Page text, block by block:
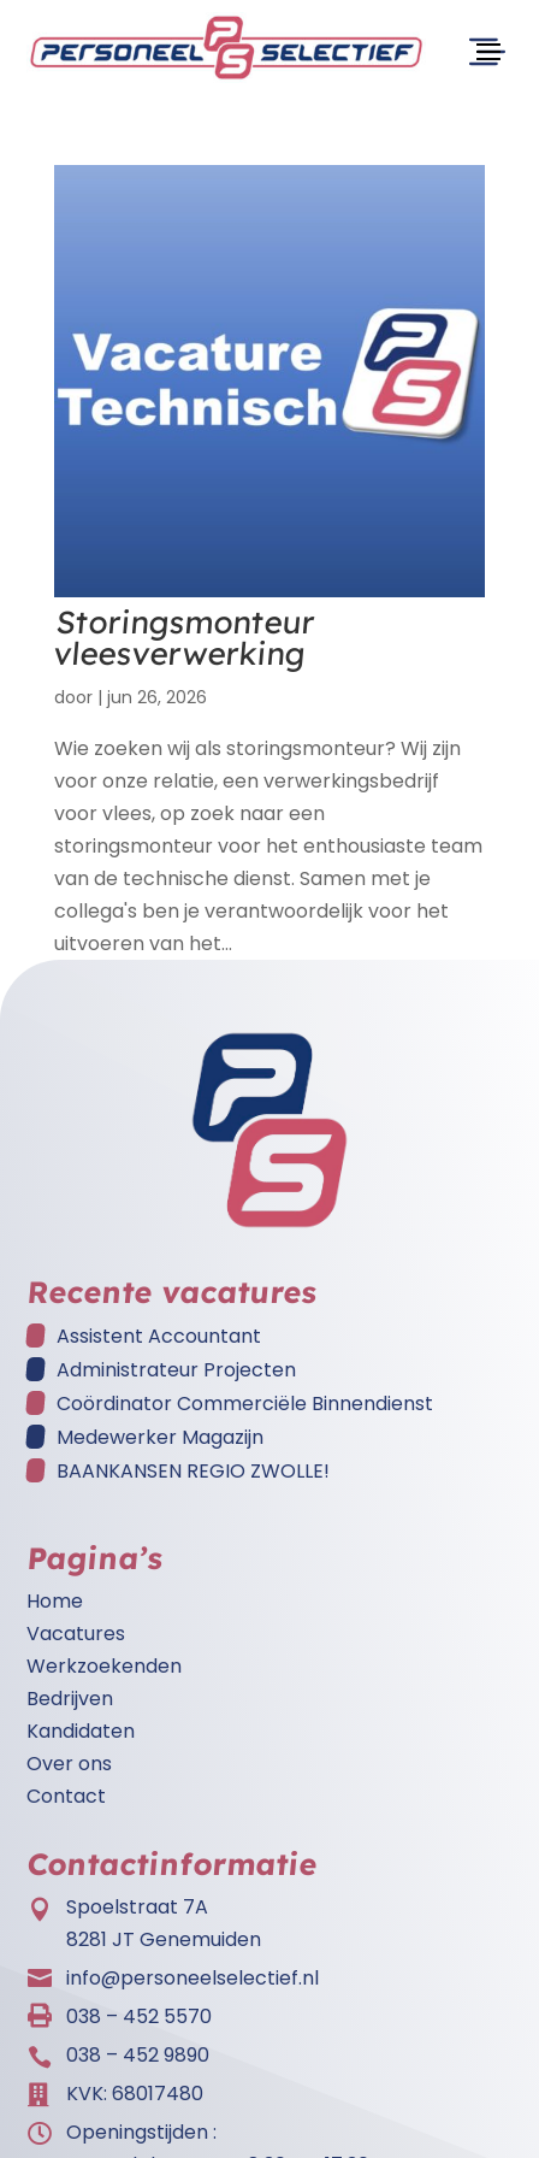
Storingsmonteur
vleesverwerking
door | jun 26, 2026
Wie zoeken wij als storingsmonteur? Wij zijn
voor onze relatie, een verwerkingsbedrijf
voor vlees, op zoek naar een
storingsmonteur voor het enthousiaste team
van de technische dienst. Samen met je
collega's ben je verantwoordelijk voor het
uitvoeren van het...
Recente vacatures
Assistent Accountant
Administrateur Projecten
Coördinator Commerciële Binnendienst
Medewerker Magazijn
BAANKANSEN REGIO ZWOLLE!
Pagina’s
Home
Vacatures
Werkzoekenden
Bedrijven
Kandidaten
Over ons
Contact
Contactinformatie

Spoelstraat 7A
8281 JT Genemuiden
 info@personeelselectief.nl
 038 – 452 5570
 038 – 452 9890
 KVK: 68017480
 Openingstijden :